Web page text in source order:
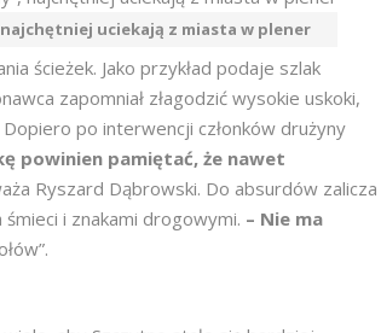
najchętniej uciekają z miasta w plener
ścieżek. Jako przykład podaje szlak
zapomniał złagodzić wysokie uskoki,
po interwencji członków drużyny
powinien pamiętać, że nawet
Ryszard Dąbrowski. Do absurdów zalicza
i znakami drogowymi. – Nie ma